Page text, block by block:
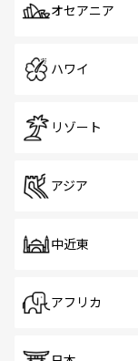
オセアニア
ハワイ
リゾート
アジア
中近東
アフリカ